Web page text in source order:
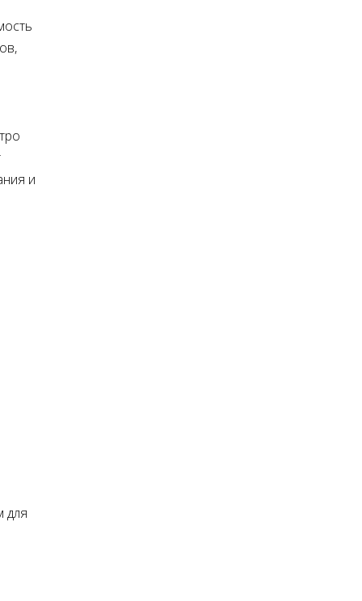
и
для